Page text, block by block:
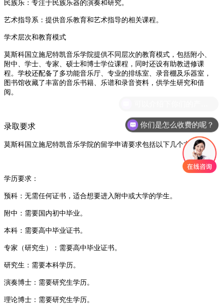
‌民族乐‌：专注于民族乐器的演奏和研究‌。
‌艺术指导系‌：提供音乐教育和艺术指导的相关课程‌。
学术层次和教育模式
莫斯科国立施尼特凯音乐学院提供不同层次的教育模式，包括附小、
附中、学士、专家、硕士和博士学位课程，同时还设有助教进修课
程。学校还配备了多功能音乐厅、专业的排练室、录音棚及乐器室，
图书馆收藏了丰富的音乐书籍、乐谱和录音资料，供学生研究和借
阅。
录取要求
莫斯科国立施尼特凯音乐学院的留学申请要求‌包括以下几个方面：
‌学历要求‌：
‌预科‌：无需任何证书，适合想要进入附中或大学的学生‌。
‌附中‌：需要国内初中毕业‌。
‌本科‌：需要高中毕业证书‌。
‌专家（研究生）‌：需要高中毕业证书‌。
‌研究生‌：需要本科学历‌。
‌演奏博士‌：需要研究生学历‌。
‌理论博士‌：需要研究生学历‌。
你们是怎么收费的呢？